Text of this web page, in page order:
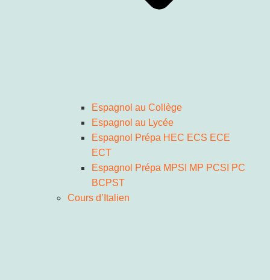
Espagnol au Collège
Espagnol au Lycée
Espagnol Prépa HEC ECS ECE
ECT
Espagnol Prépa MPSI MP PCSI PC
BCPST
Cours d’Italien